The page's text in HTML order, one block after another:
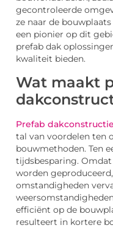
gecontroleerde
ze naar de
een pionier op dit
prefab dak
kwaliteit bieden.
Wat maakt
Prefab
tal van voordelen ten
bouwmethoden. Ten
tijdsbesparing.
worden
omstandigheden
efficiënt op de
resulteert in kortere